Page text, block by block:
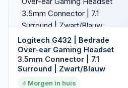
Logitech G432 | Bedrade
Over-ear Gaming Headset
3.5mm Connector | 7.1
Surround | Zwart/Blauw
Morgen in huis